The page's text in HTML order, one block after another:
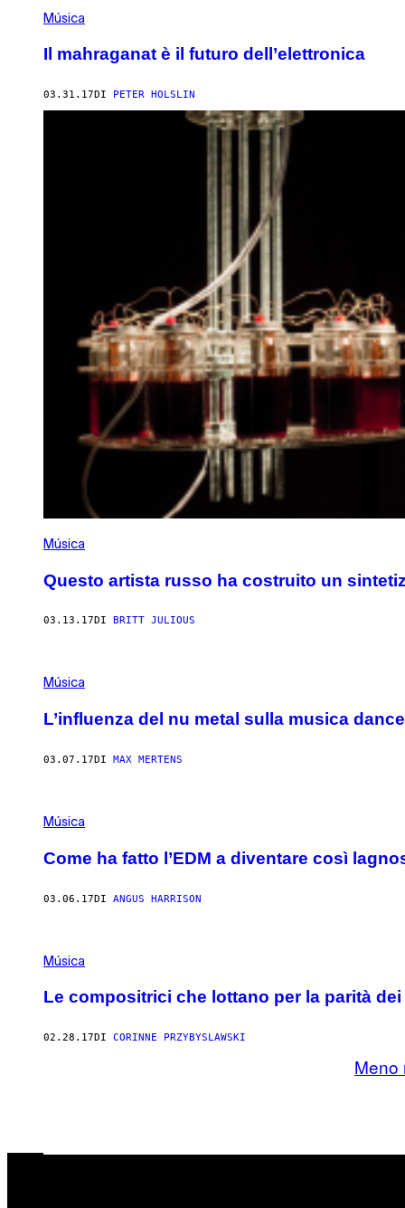
Música
Il mahraganat è il futuro dell’elettronica
03.31.17DI PETER HOLSLIN
Música
Questo artista russo ha costruito un
03.13.17DI BRITT JULIOUS
Música
L’influenza del nu metal sulla musica
03.07.17DI MAX MERTENS
Música
Come ha fatto l’EDM a diventare così
03.06.17DI ANGUS HARRISON
Música
Le compositrici che lottano per la parità
02.28.17DI CORINNE PRZYBYSLAWSKI
Meno